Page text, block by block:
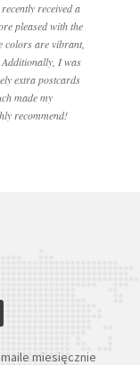
received a
pleased with the
colors are vibrant,
I was
extra postcards
made my
recommend!
miesięcznie